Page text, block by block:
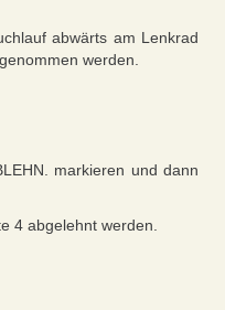
abwärts am Lenkrad
werden.
markieren und dann
4 abgelehnt werden.